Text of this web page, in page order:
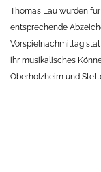
Thomas Lau wurden
entsprechende
Vorspielnachmittag
ihr musikalisches
Oberholzheim und